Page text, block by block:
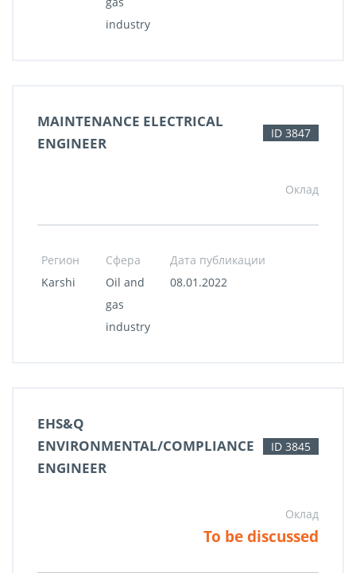
industry
MAINTENANCE ELECTRICAL
ENGINEER
ID 3847
Оклад
Регион Сфера
Дата публикации
Karshi
Oil and
gas
industry
08.01.2022
EHS&Q
ENVIRONMENTAL/COMPLIANCE
ENGINEER
ID 3845
Оклад
To be discussed